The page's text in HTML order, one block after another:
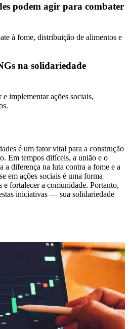
podem agir para combater
à fome, distribuição de alimentos e
na solidariedade
implementar ações sociais,
é um fator vital para a construção
Em tempos difíceis, a união e o
a diferença na luta contra a fome e a
em ações sociais é uma forma
e fortalecer a comunidade. Portanto,
iniciativas — sua solidariedade